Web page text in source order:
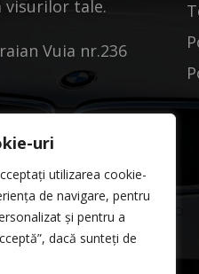
uri
utilizarea cookie-
de navigare, pentru
și pentru a
dacă sunteți de
visurilor tale.
Vuia nr.236